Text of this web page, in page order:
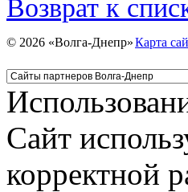
Возврат к
© 2026 «Волга-Днепр»Карта
Сайт
корректной